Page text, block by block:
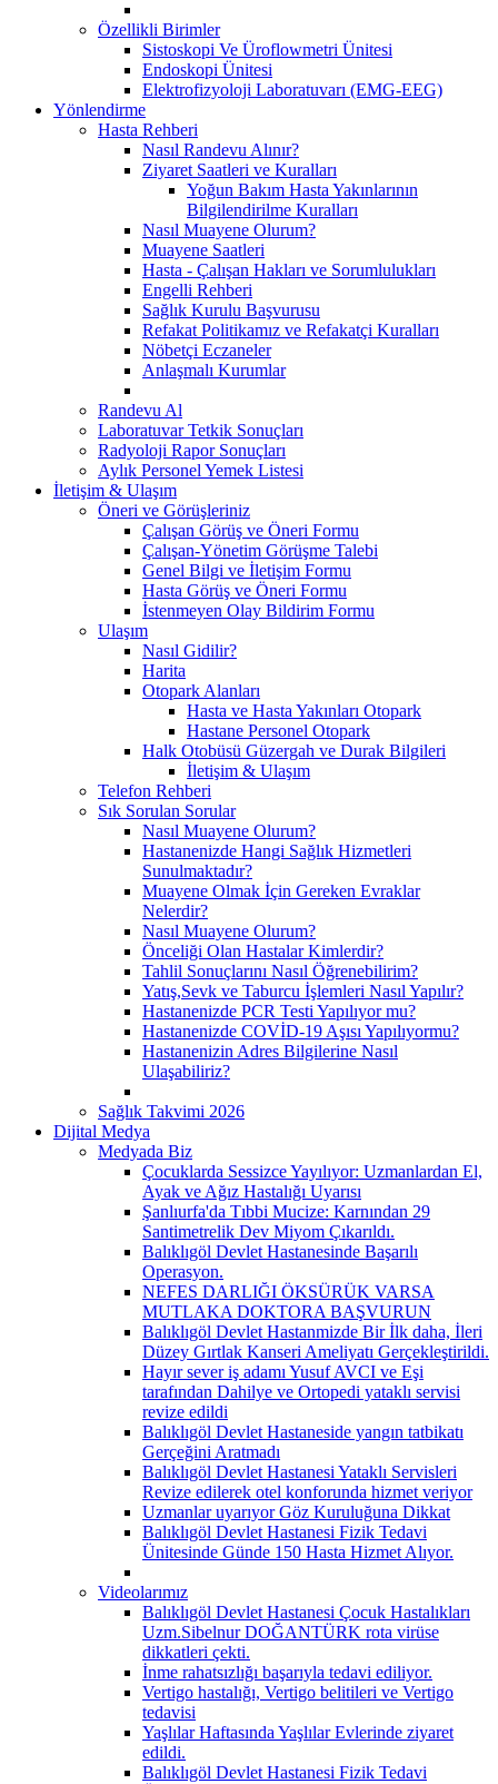
Özellikli Birimler
Sistoskopi Ve Üroflowmetri Ünitesi
Endoskopi Ünitesi
Elektrofizyoloji Laboratuvarı (EMG-EEG)
Yönlendirme
Hasta Rehberi
Nasıl Randevu Alınır?
Ziyaret Saatleri ve Kuralları
Yoğun Bakım Hasta Yakınlarının
Bilgilendirilme Kuralları
Nasıl Muayene Olurum?
Muayene Saatleri
Hasta - Çalışan Hakları ve Sorumlulukları
Engelli Rehberi
Sağlık Kurulu Başvurusu
Refakat Politikamız ve Refakatçi Kuralları
Nöbetçi Eczaneler
Anlaşmalı Kurumlar
Randevu Al
Laboratuvar Tetkik Sonuçları
Radyoloji Rapor Sonuçları
Aylık Personel Yemek Listesi
İletişim & Ulaşım
Öneri ve Görüşleriniz
Çalışan Görüş ve Öneri Formu
Çalışan-Yönetim Görüşme Talebi
Genel Bilgi ve İletişim Formu
Hasta Görüş ve Öneri Formu
İstenmeyen Olay Bildirim Formu
Ulaşım
Nasıl Gidilir?
Harita
Otopark Alanları
Hasta ve Hasta Yakınları Otopark
Hastane Personel Otopark
Halk Otobüsü Güzergah ve Durak Bilgileri
İletişim & Ulaşım
Telefon Rehberi
Sık Sorulan Sorular
Nasıl Muayene Olurum?
Hastanenizde Hangi Sağlık Hizmetleri
Sunulmaktadır?
Muayene Olmak İçin Gereken Evraklar
Nelerdir?
Nasıl Muayene Olurum?
Önceliği Olan Hastalar Kimlerdir?
Tahlil Sonuçlarını Nasıl Öğrenebilirim?
Yatış,Sevk ve Taburcu İşlemleri Nasıl Yapılır?
Hastanenizde PCR Testi Yapılıyor mu?
Hastanenizde COVİD-19 Aşısı Yapılıyormu?
Hastanenizin Adres Bilgilerine Nasıl
Ulaşabiliriz?
Sağlık Takvimi 2026
Dijital Medya
Medyada Biz
Çocuklarda Sessizce Yayılıyor: Uzmanlardan El,
Ayak ve Ağız Hastalığı Uyarısı
Şanlıurfa'da Tıbbi Mucize: Karnından 29
Santimetrelik Dev Miyom Çıkarıldı.
Balıklıgöl Devlet Hastanesinde Başarılı
Operasyon.
NEFES DARLIĞI ÖKSÜRÜK VARSA
MUTLAKA DOKTORA BAŞVURUN
Balıklıgöl Devlet Hastanmizde Bir İlk daha, İleri
Düzey Gırtlak Kanseri Ameliyatı Gerçekleştirildi.
Hayır sever iş adamı Yusuf AVCI ve Eşi
tarafından Dahilye ve Ortopedi yataklı servisi
revize edildi
Balıklıgöl Devlet Hastaneside yangın tatbikatı
Gerçeğini Aratmadı
Balıklıgöl Devlet Hastanesi Yataklı Servisleri
Revize edilerek otel konforunda hizmet veriyor
Uzmanlar uyarıyor Göz Kuruluğuna Dikkat
Balıklıgöl Devlet Hastanesi Fizik Tedavi
Ünitesinde Günde 150 Hasta Hizmet Alıyor.
Videolarımız
Balıklıgöl Devlet Hastanesi Çocuk Hastalıkları
Uzm.Sibelnur DOĞANTÜRK rota virüse
dikkatleri çekti.
İnme rahatsızlığı başarıyla tedavi ediliyor.
Vertigo hastalığı, Vertigo belitileri ve Vertigo
tedavisi
Yaşlılar Haftasında Yaşlılar Evlerinde ziyaret
edildi.
Balıklıgöl Devlet Hastanesi Fizik Tedavi